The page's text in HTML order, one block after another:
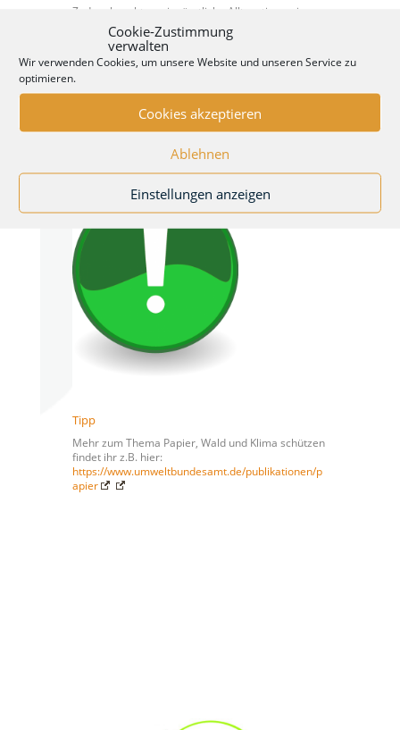
Cookie-Zustimmung
verwalten
Wir verwenden Cookies, um unsere Website und unseren Service zu
optimieren.
Cookies akzeptieren
Ablehnen
Einstellungen anzeigen
Zudem beachten wir sämtliche Alltagstipps wie
oben beschrieben. Wir versuchen immer weniger
Post auf herkömmlichen Wegen zu versenden und
die Kommunikation intern, wie nach außen auf
digitale Wege umzustellen.
Tipp
Mehr zum Thema Papier, Wald und Klima schützen
findet ihr z.B. hier:
https://www.umweltbundesamt.de/publikationen/p
apier